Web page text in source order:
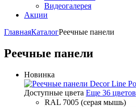
Видеогалерея
Акции
ГлавнаяКаталогРеечные панели
Реечные панели
Новинка
Доступные цвета Еще 36 цветов
RAL 7005 (серая мышь)